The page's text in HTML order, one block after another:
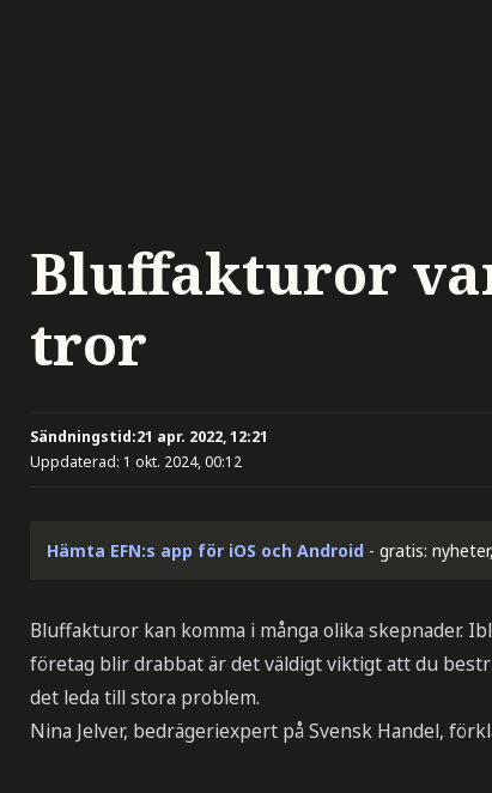
Bluffakturor
tror
Sändningstid:21 apr. 2022, 12:21
Uppdaterad: 1 okt. 2024, 00:12
Hämta EFN:s app för iOS och Android - gratis:
Bluffakturor kan komma i många olika skepnader.
företag blir drabbat är det väldigt viktigt att du
det leda till stora problem.
Nina Jelver, bedrägeriexpert på Svensk Handel,